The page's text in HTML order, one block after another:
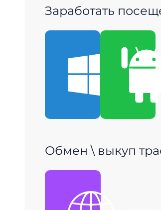
Заработать
Скачать
Обмен \ выкуп